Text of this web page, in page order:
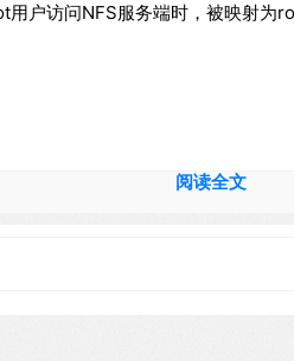
户访问NFS服务端时，被映射为
本机用户匹配，匹配失败后再映射
户UID，默认为nfsnobody（65534
阅读全文